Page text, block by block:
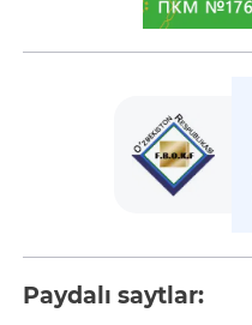
Paydalı saytlar: